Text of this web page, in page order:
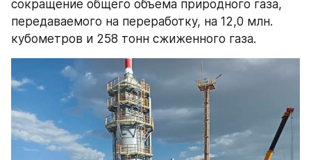
сокращение общего объема природного газа,
передаваемого на переработку, на 12,0 млн.
кубометров и 258 тонн сжиженного газа.